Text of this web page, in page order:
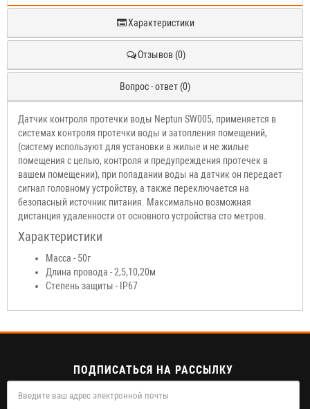
Характеристики
Отзывов (0)
Вопрос - ответ (0)
Датчик контроля протечки воды Neptun SW005, применяется в
системах контроля протечки воды и затопления помещений,
(систему используют для установки в жилые и не жилые
помещения с целью, контроля и предупреждения протечек в
вашем помещении), при попадании воды на датчик он передает
сигнал головному устройству, а также переключается на
безопасный источник питания. Максимально возможная
дистанция удаленности от основного устройства сто метров.
Характеристики
Масса - 50г
Длина провода - 2,5,10,20м
Степень защиты - IP67
ПОДПИСАТЬСЯ НА РАССЫЛКУ